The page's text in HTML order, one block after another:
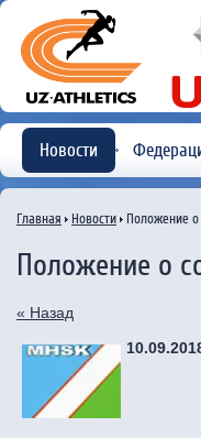
Новости
Главная Новости Положение о
Положение о
« Назад